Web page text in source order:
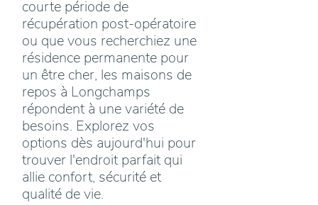
courte période de
récupération post-opératoire
ou que vous recherchiez une
résidence permanente pour
un être cher, les maisons de
repos à Longchamps
répondent à une variété de
besoins. Explorez vos
options dès aujourd'hui pour
trouver l'endroit parfait qui
allie confort, sécurité et
qualité de vie.